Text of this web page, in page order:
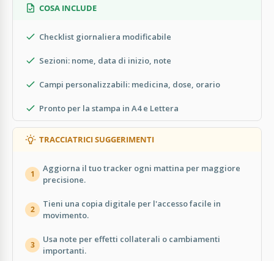
COSA INCLUDE
Checklist giornaliera modificabile
Sezioni: nome, data di inizio, note
Campi personalizzabili: medicina, dose, orario
Pronto per la stampa in A4 e Lettera
TRACCIATRICI SUGGERIMENTI
1
Aggiorna il tuo tracker ogni mattina per maggiore
precisione.
2
Tieni una copia digitale per l'accesso facile in
movimento.
3
Usa note per effetti collaterali o cambiamenti
importanti.